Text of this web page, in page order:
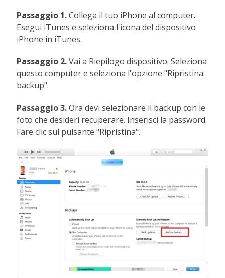
Passaggio 1.Collega il tuo iPhone al computer.
Esegui iTunes e seleziona l'icona del dispositivo
iPhone in iTunes.
Passaggio 2.Vai a Riepilogo dispositivo. Seleziona
questo computer e seleziona l'opzione "Ripristina
backup".
Passaggio 3.Ora devi selezionare il backup con le
foto che desideri recuperare. Inserisci la password.
Fare clic sul pulsante "Ripristina".